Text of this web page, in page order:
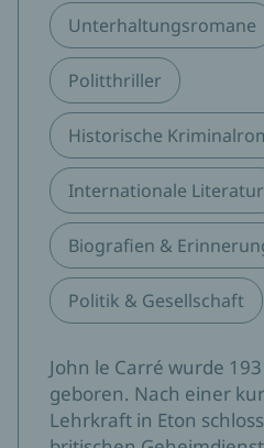
Unterhaltungsromane
Politthriller
Historische
Internationale Literatur
Biografien &
Politik & Gesellschaft
John le Carré wurde
geboren. Nach einer
Lehrkraft in Eton